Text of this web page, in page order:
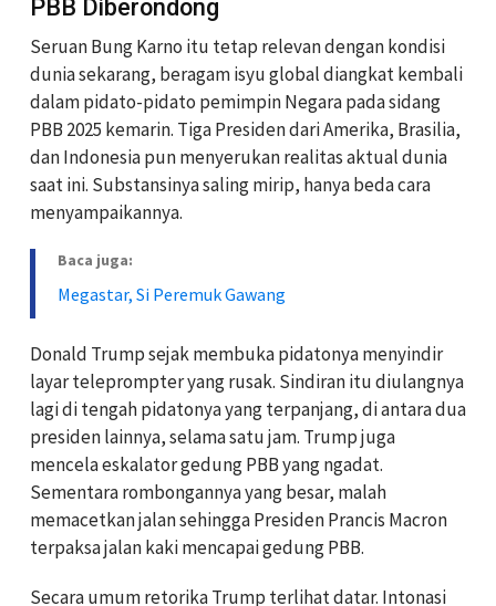
PBB Diberondong
Seruan Bung Karno itu tetap relevan dengan kondisi
dunia sekarang, beragam isyu global diangkat kembali
dalam pidato-pidato pemimpin Negara pada sidang
PBB 2025 kemarin. Tiga Presiden dari Amerika, Brasilia,
dan Indonesia pun menyerukan realitas aktual dunia
saat ini. Substansinya saling mirip, hanya beda cara
menyampaikannya.
Baca juga:
Megastar, Si Peremuk Gawang
Donald Trump sejak membuka pidatonya menyindir
layar teleprompter yang rusak. Sindiran itu diulangnya
lagi di tengah pidatonya yang terpanjang, di antara dua
presiden lainnya, selama satu jam. Trump juga
mencela eskalator gedung PBB yang ngadat.
Sementara rombongannya yang besar, malah
memacetkan jalan sehingga Presiden Prancis Macron
terpaksa jalan kaki mencapai gedung PBB.
Secara umum retorika Trump terlihat datar. Intonasi